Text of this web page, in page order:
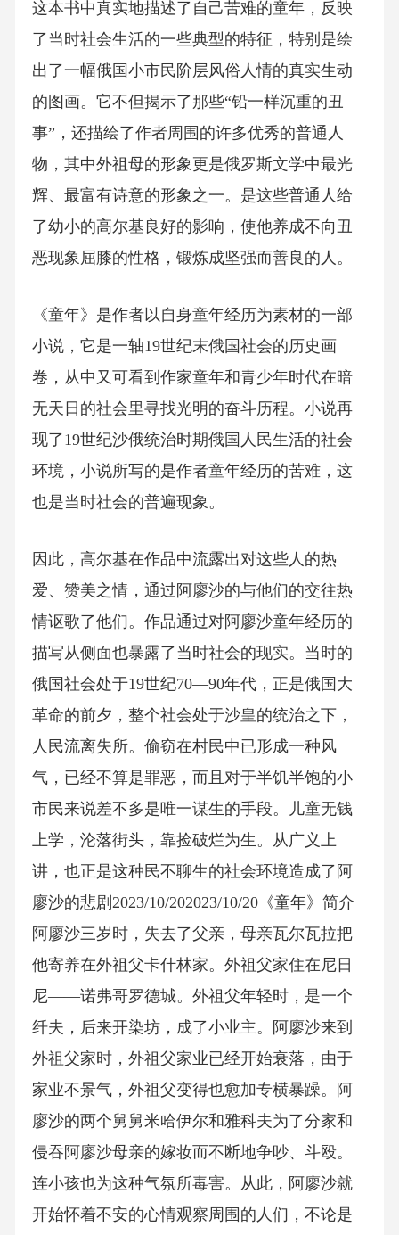
这本书中真实地描述了自己苦难的童年，反映
了当时社会生活的一些典型的特征，特别是绘
出了一幅俄国小市民阶层风俗人情的真实生动
的图画。它不但揭示了那些“铅一样沉重的丑
事”，还描绘了作者周围的许多优秀的普通人
物，其中外祖母的形象更是俄罗斯文学中最光
辉、最富有诗意的形象之一。是这些普通人给
了幼小的高尔基良好的影响，使他养成不向丑
恶现象屈膝的性格，锻炼成坚强而善良的人。
《童年》是作者以自身童年经历为素材的一部
小说，它是一轴19世纪末俄国社会的历史画
卷，从中又可看到作家童年和青少年时代在暗
无天日的社会里寻找光明的奋斗历程。小说再
现了19世纪沙俄统治时期俄国人民生活的社会
环境，小说所写的是作者童年经历的苦难，这
也是当时社会的普遍现象。
因此，高尔基在作品中流露出对这些人的热
爱、赞美之情，通过阿廖沙的与他们的交往热
情讴歌了他们。作品通过对阿廖沙童年经历的
描写从侧面也暴露了当时社会的现实。当时的
俄国社会处于19世纪70—90年代，正是俄国大
革命的前夕，整个社会处于沙皇的统治之下，
人民流离失所。偷窃在村民中已形成一种风
气，已经不算是罪恶，而且对于半饥半饱的小
市民来说差不多是唯一谋生的手段。儿童无钱
上学，沦落街头，靠捡破烂为生。从广义上
讲，也正是这种民不聊生的社会环境造成了阿
廖沙的悲剧2023/10/202023/10/20《童年》简介
阿廖沙三岁时，失去了父亲，母亲瓦尔瓦拉把
他寄养在外祖父卡什林家。外祖父家住在尼日
尼——诺弗哥罗德城。外祖父年轻时，是一个
纤夫，后来开染坊，成了小业主。阿廖沙来到
外祖父家时，外祖父家业已经开始衰落，由于
家业不景气，外祖父变得也愈加专横暴躁。阿
廖沙的两个舅舅米哈伊尔和雅科夫为了分家和
侵吞阿廖沙母亲的嫁妆而不断地争吵、斗殴。
连小孩也为这种气氛所毒害。从此，阿廖沙就
开始怀着不安的心情观察周围的人们，不论是